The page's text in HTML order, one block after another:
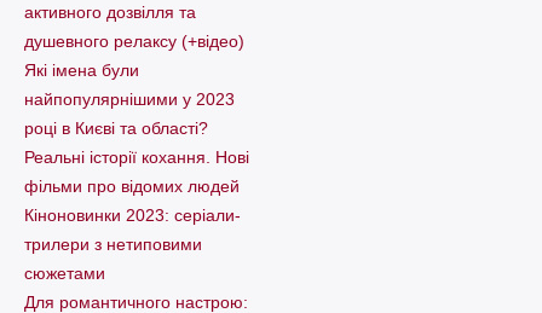
активного дозвілля та
душевного релаксу (+відео)
Які імена були
найпопулярнішими у 2023
році в Києві та області?
Реальні історії кохання. Нові
фільми про відомих людей
Кіноновинки 2023: серіали-
трилери з нетиповими
сюжетами
Для романтичного настрою: